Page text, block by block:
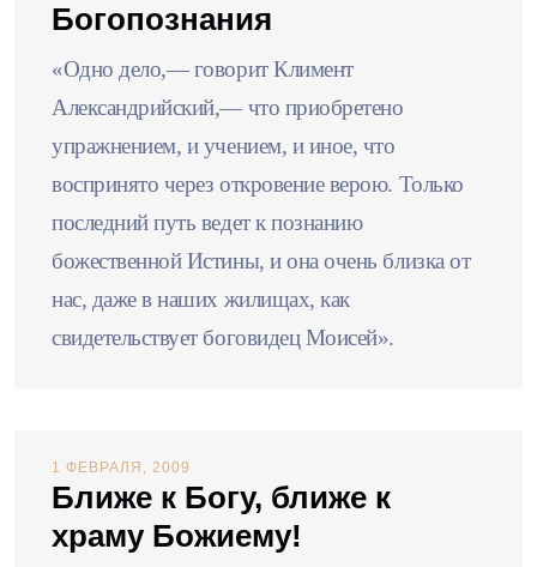
Богопознания
«Одно дело,— говорит Климент
Александрийский,— что приобретено
упражнением, и учением, и иное, что
воспринято через откровение верою. Только
последний путь ведет к познанию
божественной Истины, и она очень близка от
нас, даже в наших жилищах, как
свидетельствует боговидец Моисей».
1 ФЕВРАЛЯ, 2009
Ближе к Богу, ближе к
храму Божиему!